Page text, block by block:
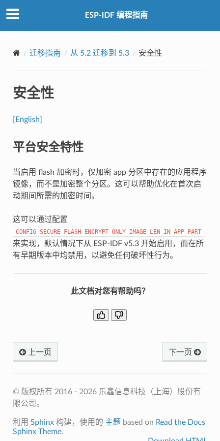
ESP-IDF 编程指南
迁移指南 从 5.2 迁移到 5.3 安全性
安全性
[English]
平台安全特性
当启用 flash 加密时，仅加密 app 分区中存在的应用程序
镜像，而不是加密整个分区。这可以帮助优化在首次启
动期间所需的加密时间。
这可以通过配置
CONFIG_SECURE_FLASH_ENCRYPT_ONLY_IMAGE_LEN_IN_APP_PART
来实现，默认情况下从 ESP-IDF v5.3 开始启用，而在所
有早期版本中均禁用，以避免任何破坏性行为。
此文档对您有帮助吗？
上一页 下一页
© 版权所有 2016 - 2026 乐鑫信息科技（上海）股份有
限公司。
利用 Sphinx构建，使用的 主题 based on Read the Docs
Sphinx Theme.